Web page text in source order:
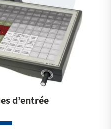
d’entrée